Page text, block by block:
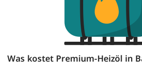
Was kostet Premium-Heizöl in